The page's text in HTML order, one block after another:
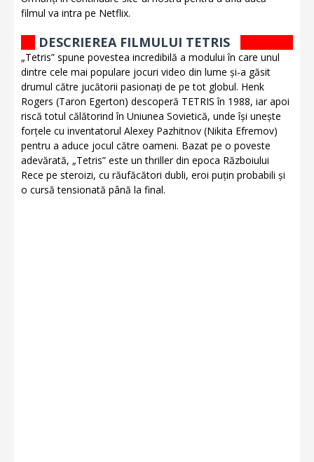
filmul va intra pe Netflix.
DESCRIEREA FILMULUI TETRIS
„Tetris” spune povestea incredibilă a modului în care unul
dintre cele mai populare jocuri video din lume și-a găsit
drumul către jucătorii pasionați de pe tot globul. Henk
Rogers (Taron Egerton) descoperă TETRIS în 1988, iar apoi
riscă totul călătorind în Uniunea Sovietică, unde își unește
forțele cu inventatorul Alexey Pazhitnov (Nikita Efremov)
pentru a aduce jocul către oameni. Bazat pe o poveste
adevărată, „Tetris” este un thriller din epoca Războiului
Rece pe steroizi, cu răufăcători dubli, eroi puțin probabili și
o cursă tensionată până la final.